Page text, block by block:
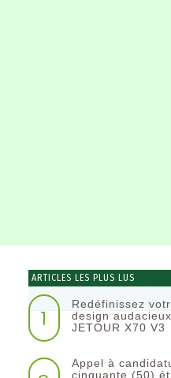
ARTICLES LES PLUS LUS
1
Redéfinissez
design
JETOUR X70 V3
Appel à
cinquante (50)